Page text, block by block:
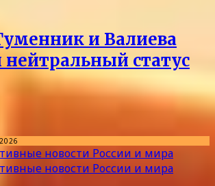
и Валиева
статус